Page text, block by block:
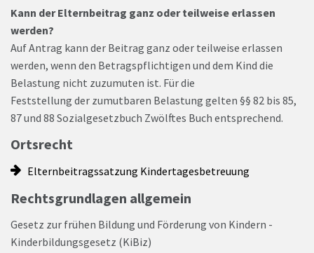
Kann der Elternbeitrag ganz oder teilweise erlassen
werden?
Auf Antrag kann der Beitrag ganz oder teilweise erlassen
werden, wenn den Betragspflichtigen und dem Kind die
Belastung nicht zuzumuten ist. Für die
Feststellung der zumutbaren Belastung gelten §§ 82 bis 85,
87 und 88 Sozialgesetzbuch Zwölftes Buch entsprechend.
Ortsrecht
Elternbeitragssatzung Kindertagesbetreuung
Rechtsgrundlagen allgemein
Gesetz zur frühen Bildung und Förderung von Kindern -
Kinderbildungsgesetz (KiBiz)